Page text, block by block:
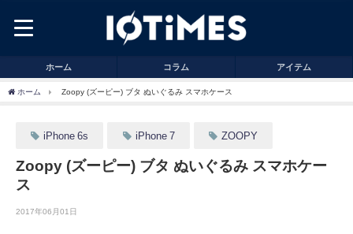
ホーム コラム アイテム
ホーム Zoopy (ズーピー) ブタ ぬいぐるみ スマホケース
iPhone 6s iPhone 7 ZOOPY
Zoopy (ズーピー) ブタ ぬいぐるみ スマホケー
ス
2017年06月01日